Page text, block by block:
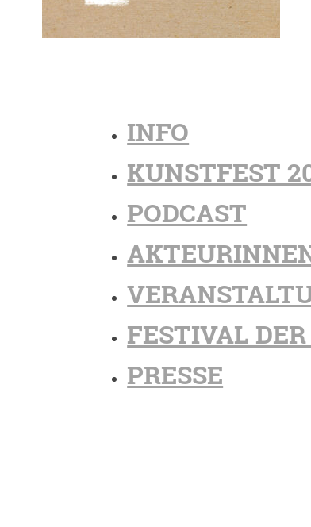
INFO
KUNSTFEST
PODCAST
FESTIVAL
PRESSE